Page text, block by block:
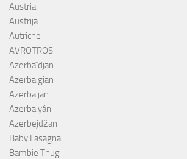
Austria
Austrija
Autriche
AVROTROS
Azerbaïdjan
Azerbaigian
Azerbaijan
Azerbaiyán
Azerbejdžan
Baby Lasagna
Bambie Thug